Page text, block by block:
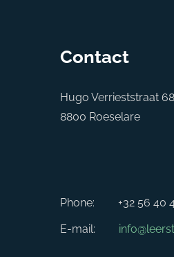
Contact
Hugo Verrieststraat 68
8800 Roeselare
Phone:
+32 56 40
E-mail: